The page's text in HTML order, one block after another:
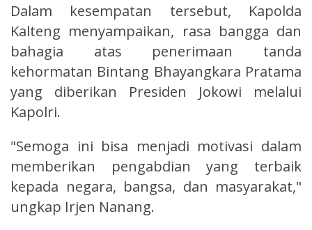
Dalam kesempatan tersebut, Kapolda
Kalteng menyampaikan, rasa bangga dan
bahagia atas penerimaan tanda
kehormatan Bintang Bhayangkara Pratama
yang diberikan Presiden Jokowi melalui
Kapolri.
"Semoga ini bisa menjadi motivasi dalam
memberikan pengabdian yang terbaik
kepada negara, bangsa, dan masyarakat,"
ungkap Irjen Nanang.